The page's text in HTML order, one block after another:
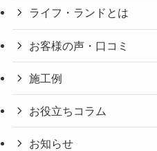
ライフ・ランドとは
お客様の声・口コミ
施工例
お役立ちコラム
お知らせ